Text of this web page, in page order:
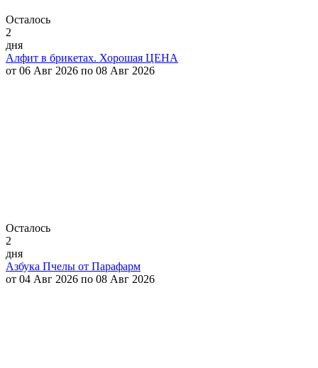
Осталось
2
дня
Алфит в брикетах. Хорошая ЦЕНА
от 06 Авг 2026 по 08 Авг 2026
Осталось
2
дня
Азбука Пчелы от Парафарм
от 04 Авг 2026 по 08 Авг 2026